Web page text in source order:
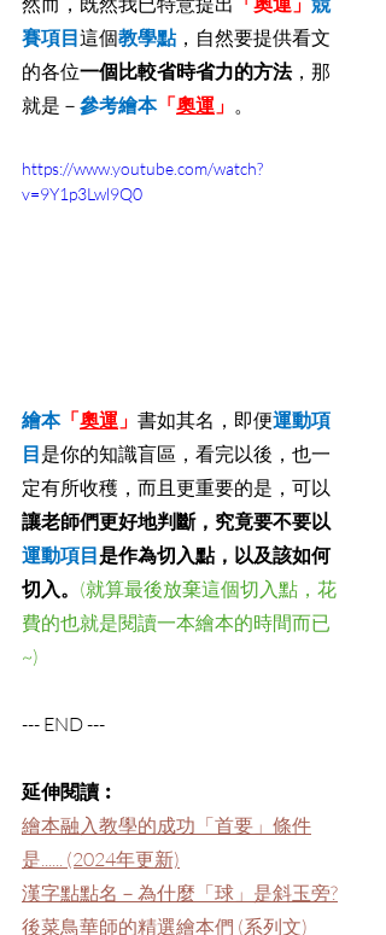
賽項目這個教學點，自然要提供看文
的各位一個比較省時省力的方法，那
就是－ 參考繪本「奧運 」 。
https://www.youtube.com/watch?
v=9Y1p3Lwl9Q0
繪本「奧運 」 書如其名，即便運動項
目是你的知識盲區，看完以後，也一
定有所收穫，而且更重要的是，可以
讓老師們更好地判斷，究竟要不要以
運動項目是作為切入點，以及該如何
切入。 (就算最後放棄這個切入點，花
費的也就是閱讀一本繪本的時間而已
~)
--- END ---
延伸閱讀︰
繪本融入教學的成功「首要」條件
是...... (2024年更新)
漢字點點名－為什麼「球」是斜玉旁?
後菜鳥華師的精選繪本們 (系列文)